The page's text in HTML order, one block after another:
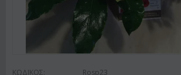
ΚΩΔΙΚΟΣ: Rosp23